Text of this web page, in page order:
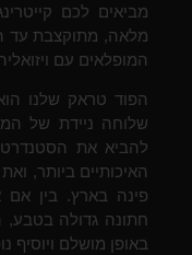
מביאים לכם
מלאה, מתוקצבת עד
המופלאים עם
הפוד טראק שלנו
שלוחה ניידת של
להביא את
האיכותיים ביותר,
פינה בארץ. בין אם
חתונה גדולה
באופן מושלם ויוסיף